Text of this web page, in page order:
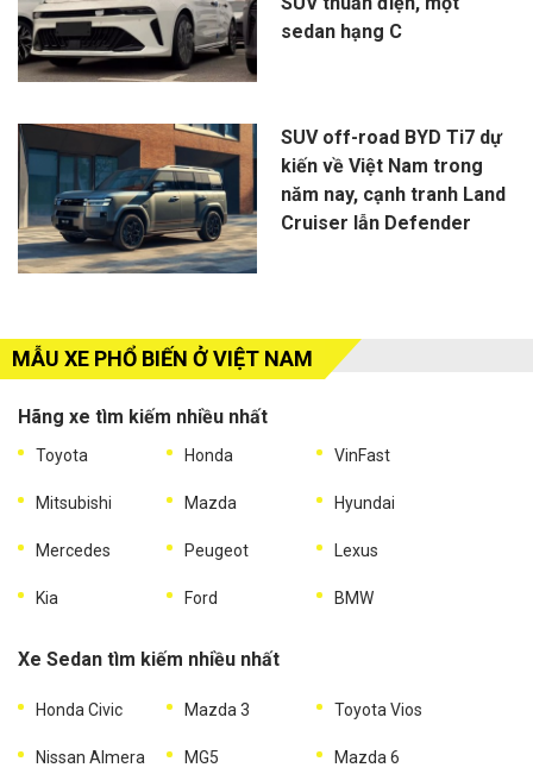
sedan hạng C
SUV off-road BYD Ti7 dự
kiến về Việt Nam trong
năm nay, cạnh tranh Land
Cruiser lẫn Defender
MẪU XE PHỔ BIẾN Ở VIỆT NAM
Hãng xe tìm kiếm nhiều nhất
Toyota Honda VinFast
Mitsubishi Mazda Hyundai
Mercedes Peugeot Lexus
Kia Ford BMW
Xe Sedan tìm kiếm nhiều nhất
Honda Civic Mazda 3 Toyota Vios
Nissan Almera MG5 Mazda 6